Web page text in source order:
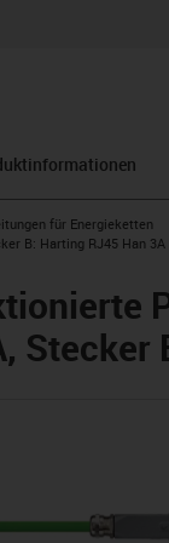
icon-arrow-rightfür Energieketten
B: Harting RJ45 Han 3A
Stecker